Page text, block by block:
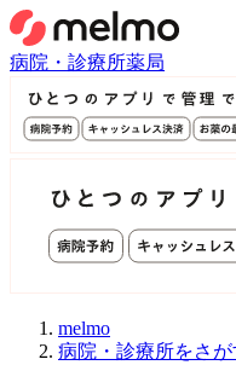
病院・診療所薬局
melmo
病院・診療所をさが